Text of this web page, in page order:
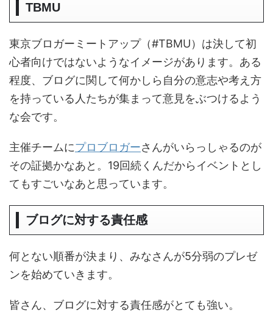
TBMU
東京ブロガーミートアップ（#TBMU）は決して初
心者向けではないようなイメージがあります。ある
程度、ブログに関して何かしら自分の意志や考え方
を持っている人たちが集まって意見をぶつけるよう
な会です。
主催チームにプロブロガーさんがいらっしゃるのが
その証拠かなあと。19回続くんだからイベントとし
てもすごいなあと思っています。
ブログに対する責任感
何とない順番が決まり、みなさんが5分弱のプレゼ
ンを始めていきます。
皆さん、ブログに対する責任感がとても強い。